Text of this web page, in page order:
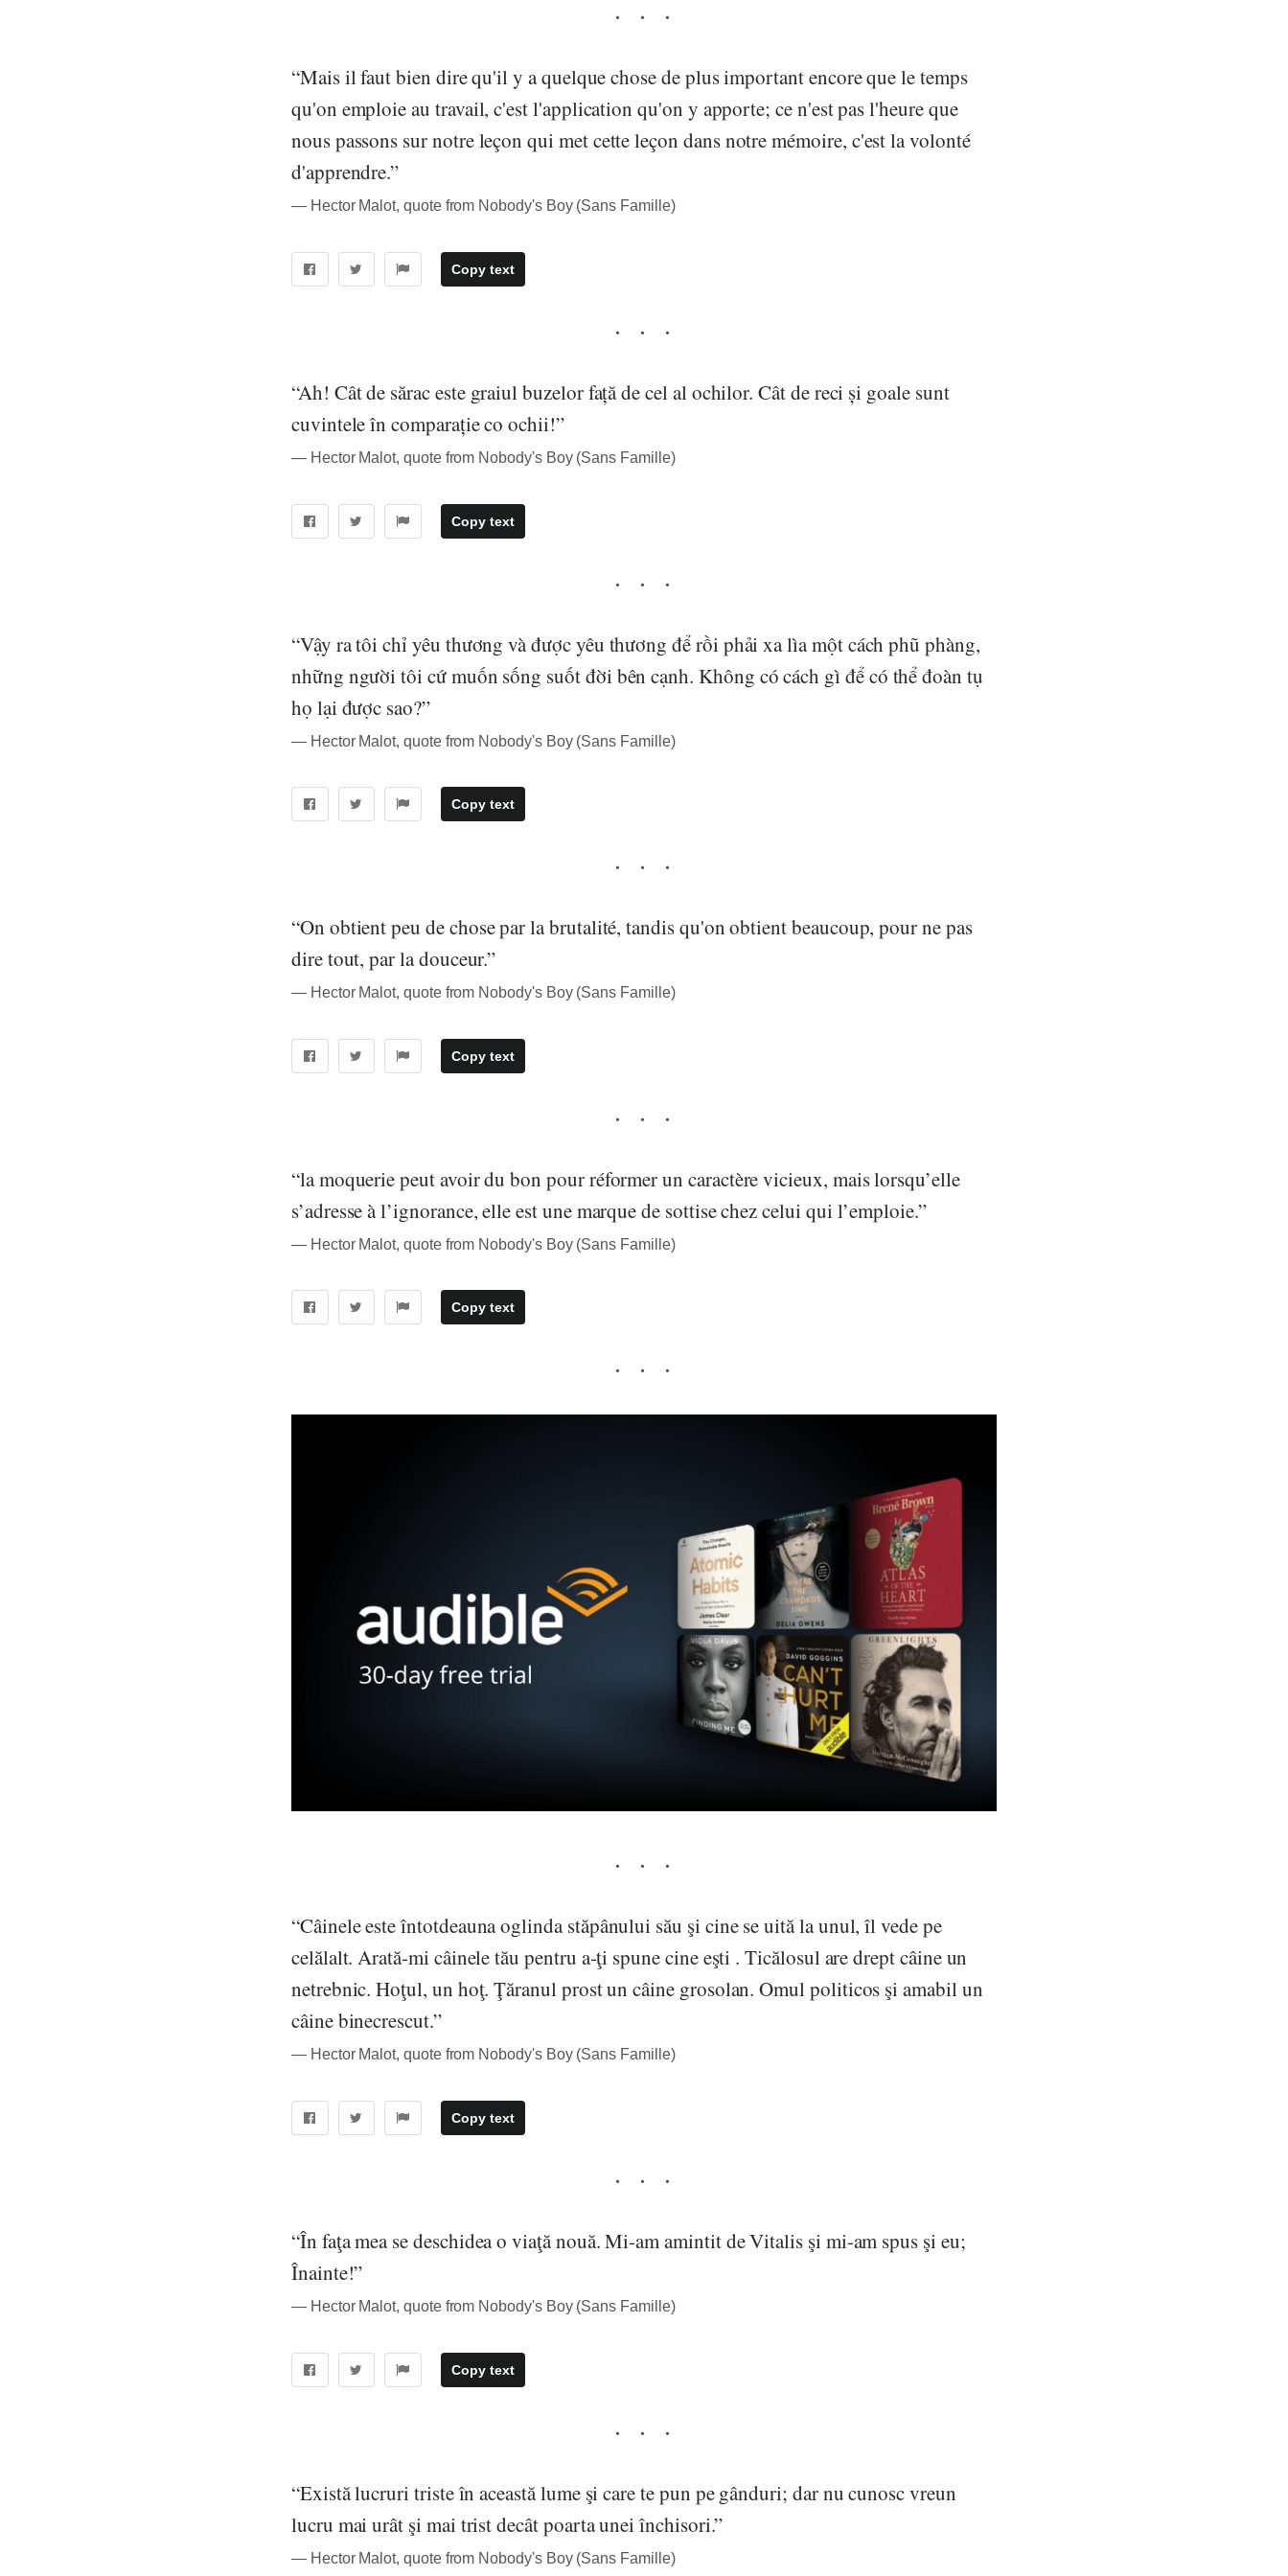
“Mais il faut bien dire qu'il y a quelque chose de plus important encore que le temps
qu'on emploie au travail, c'est l'application qu'on y apporte; ce n'est pas l'heure que
nous passons sur notre leçon qui met cette leçon dans notre mémoire, c'est la volonté
d'apprendre.”
― Hector Malot, quote from Nobody's Boy (Sans Famille)
Copy text
“Ah! Cât de sărac este graiul buzelor față de cel al ochilor. Cât de reci și goale sunt
cuvintele în comparație co ochii!”
― Hector Malot, quote from Nobody's Boy (Sans Famille)
Copy text
“Vậy ra tôi chỉ yêu thương và được yêu thương để rồi phải xa lìa một cách phũ phàng,
những người tôi cứ muốn sống suốt đời bên cạnh. Không có cách gì để có thể đoàn tụ
họ lại được sao?”
― Hector Malot, quote from Nobody's Boy (Sans Famille)
Copy text
“On obtient peu de chose par la brutalité, tandis qu'on obtient beaucoup, pour ne pas
dire tout, par la douceur.”
― Hector Malot, quote from Nobody's Boy (Sans Famille)
Copy text
“la moquerie peut avoir du bon pour réformer un caractère vicieux, mais lorsqu’elle
s’adresse à l’ignorance, elle est une marque de sottise chez celui qui l’emploie.”
― Hector Malot, quote from Nobody's Boy (Sans Famille)
Copy text
“Câinele este întotdeauna oglinda stăpânului său şi cine se uită la unul, îl vede pe
celălalt. Arată-mi câinele tău pentru a-ţi spune cine eşti . Ticălosul are drept câine un
netrebnic. Hoţul, un hoţ. Ţăranul prost un câine grosolan. Omul politicos şi amabil un
câine binecrescut.”
― Hector Malot, quote from Nobody's Boy (Sans Famille)
Copy text
“În faţa mea se deschidea o viaţă nouă. Mi-am amintit de Vitalis şi mi-am spus şi eu;
Înainte!”
― Hector Malot, quote from Nobody's Boy (Sans Famille)
Copy text
“Există lucruri triste în această lume şi care te pun pe gânduri; dar nu cunosc vreun
lucru mai urât şi mai trist decât poarta unei închisori.”
― Hector Malot, quote from Nobody's Boy (Sans Famille)